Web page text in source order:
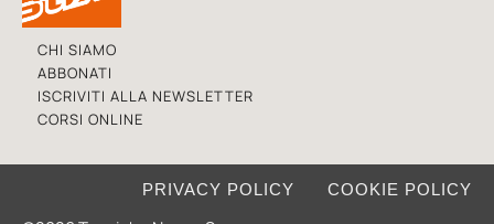
CHI SIAMO
ABBONATI
ISCRIVITI ALLA NEWSLETTER
CORSI ONLINE
PRIVACY POLICY COOKIE POLICY